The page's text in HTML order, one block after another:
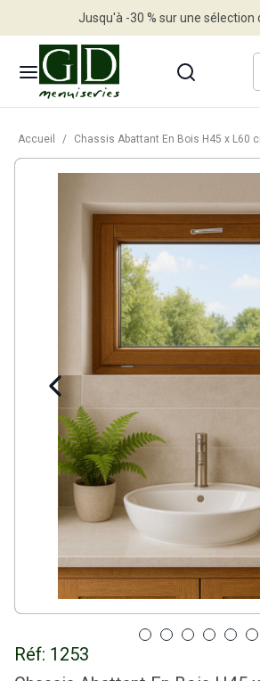
Jusqu'à -30 % sur une sélection
Accueil / Chassis Abattant En Bois H45 x L60 cm Côte
Réf: 1253